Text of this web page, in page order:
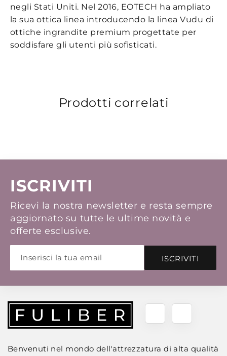
negli Stati Uniti. Nel 2016, EOTECH ha ampliato
la sua ottica linea introducendo la linea Vudu di
ottiche ingrandite premium progettate per
soddisfare gli utenti più sofisticati.
Prodotti correlati
ISCRIVITI
Ricevi la nostra newsletter e resta sempre
aggiornato su tutte le ultime novità e
offerte esclusive.
ISCRIVITI
Benvenuti nel mondo dell'attrezzatura di alta qualità